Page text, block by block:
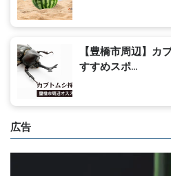
【豊橋市周辺】カ
すすめスポ...
広告